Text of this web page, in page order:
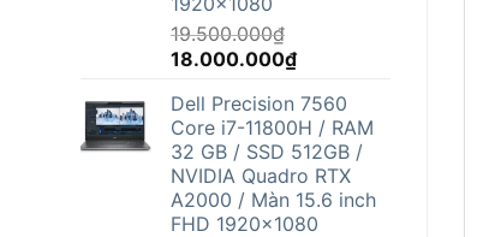
19.500.000₫
Giá
là:
19.500.000₫.
18.000.000₫Giá
tại
là:
18.000.000₫.
Dell Precision 7560
Core i7-11800H / RAM
32 GB / SSD 512GB /
NVIDIA Quadro RTX
A2000 / Màn 15.6 inch
FHD 1920x1080